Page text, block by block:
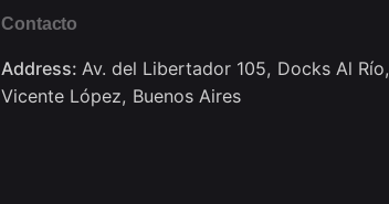
Contacto
Address:Av. del Libertador 105, Docks Al Río,
Vicente López, Buenos Aires